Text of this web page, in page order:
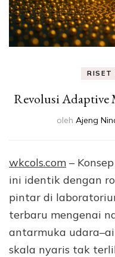
RISET
Revolusi Adaptive
oleh Ajeng
wkcols.com –
ini identik dengan
pintar di
terbaru mengenai
antarmuka
skala nyaris tak